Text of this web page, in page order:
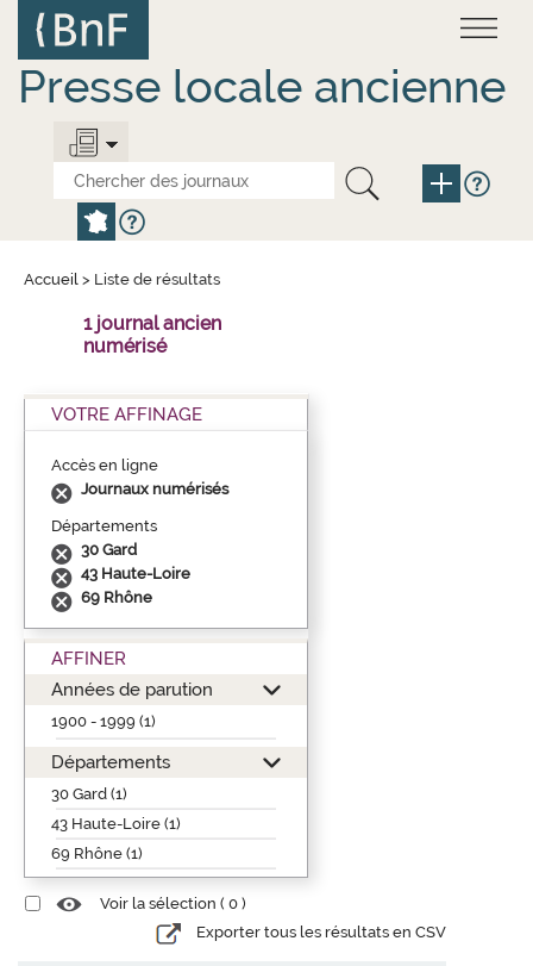
contenu
principal
Presse locale ancienne
Accueil > Liste de résultats
1 journal ancien
numérisé
VOTRE AFFINAGE
Accès en ligne
Journaux numérisés
Départements
30 Gard
43 Haute-Loire
69 Rhône
AFFINER
Années de parution
1900 - 1999 (1)
Départements
30 Gard (1)
43 Haute-Loire (1)
69 Rhône (1)
Voir la sélection ( 0 )
Exporter tous les résultats en CSV
Panneau de gestion des cookies